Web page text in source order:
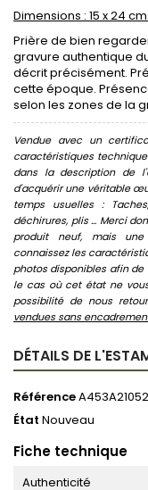
Dimensions : 15 x 24
Prière de bien
gravure authentique
décrit précisément.
cette époque.
selon les zones de la
Vendue avec un
caractéristiques
dans la description de
d'acquérir une véritable
temps usuelles :
déchirures, plis ... Merci
produit neuf, mais
connaissez les
photos disponibles afin
le cas où cet état ne
possibilité de nous
vendues sans
DÉTAILS DE
Référence
État Nouveau
Fiche technique
Authenticité